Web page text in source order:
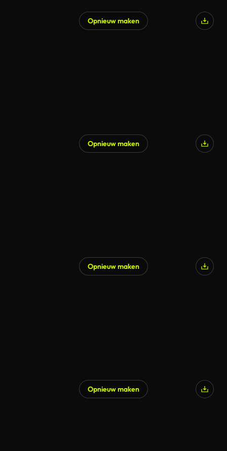
Opnieuw maken
Opnieuw maken
Opnieuw maken
Opnieuw maken